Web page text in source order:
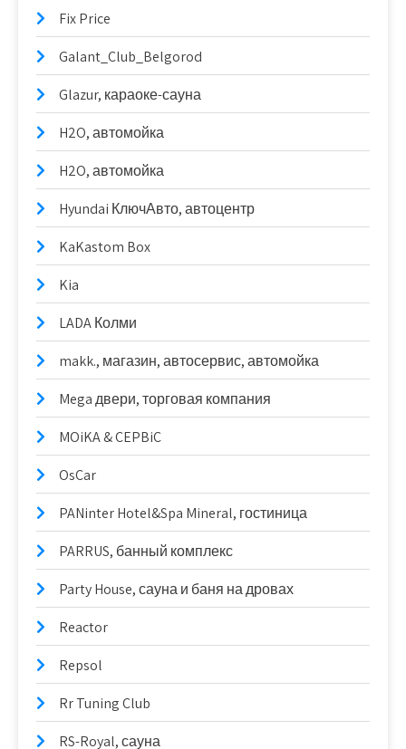
Fix Price
Galant_Club_Belgorod
Glazur, караоке-сауна
H2O, автомойка
H2O, автомойка
Hyundai КлючАвто, автоцентр
KaKastom Box
Kia
LADA Колми
makk., магазин, автосервис, автомойка
Mega двери, торговая компания
MOiKA & CEPBiC
OsCar
PANinter Hotel&Spa Mineral, гостиница
PARRUS, банный комплекс
Party House, сауна и баня на дровах
Reactor
Repsol
Rr Tuning Club
RS-Royal, сауна